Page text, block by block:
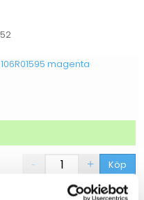
magenta
Köp
1500sid 106R01463